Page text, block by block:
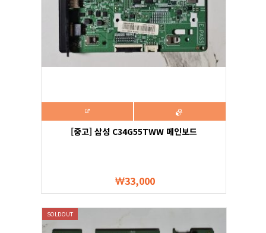
[중고] 삼성 C34G55TWW 메인보드
33,000
SOLDOUT